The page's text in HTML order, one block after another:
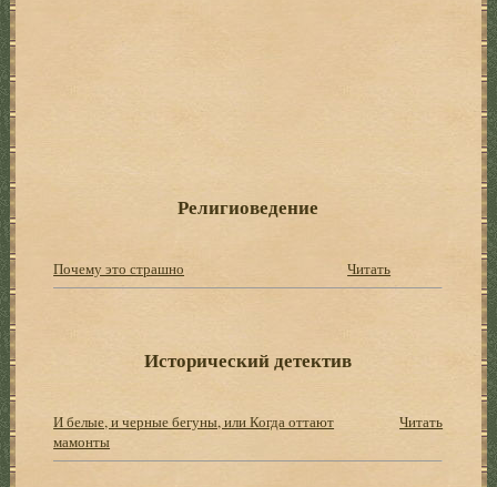
Религиоведение
Почему это страшно Читать
Исторический детектив
И белые, и черные бегуны, или Когда оттают
мамонты
Читать